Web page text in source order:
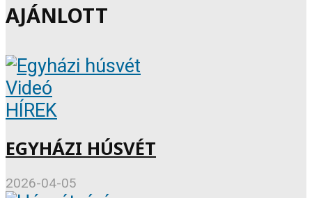
AJÁNLOTT
Videó
HÍREK
EGYHÁZI HÚSVÉT
2026-04-05